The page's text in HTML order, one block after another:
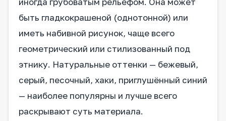
быть гладкокрашеной (однотонной) или
иметь набивной рисунок, чаще всего
геометрический или стилизованный под
этнику. Натуральные оттенки — бежевый,
серый, песочный, хаки, приглушённый синий
— наиболее популярны и лучше всего
раскрывают суть материала.